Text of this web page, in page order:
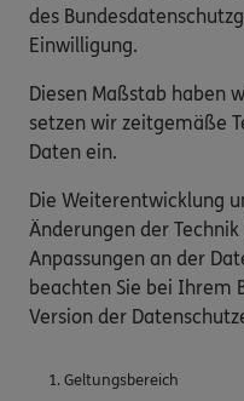
des
Einwilligung.
Diesen Maßstab haben
setzen wir zeitgemäße
Daten ein.
Die Weiterentwicklung
Änderungen der
Anpassungen an der
beachten Sie bei Ihrem
Version der
1. Geltungsbereich